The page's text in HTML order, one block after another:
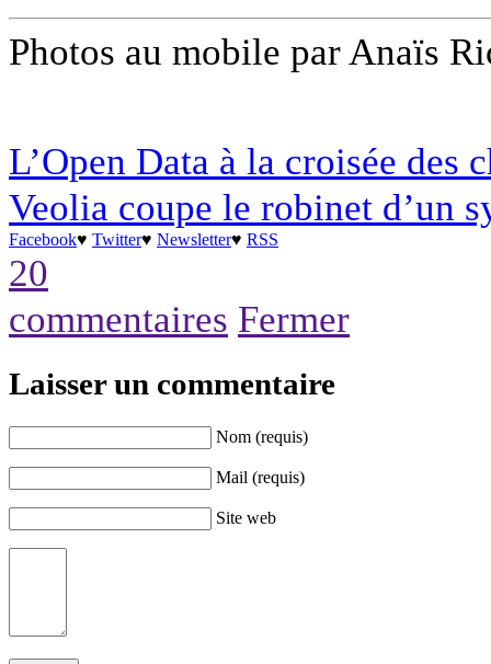
Photos au mobile par Anaïs
L’Open Data à la croisée des
Veolia coupe le robinet d’un
Facebook♥ Twitter♥ Newsletter♥ RSS
20
commentaires Fermer
Laisser un commentaire
Nom (requis)
Mail (requis)
Site web